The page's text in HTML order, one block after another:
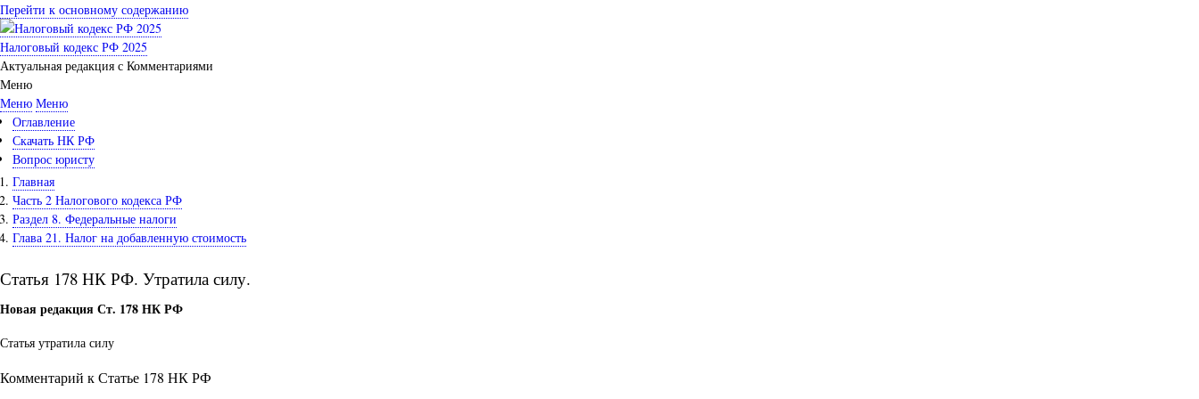
Перейти к основному содержанию
Налоговый кодекс РФ 2025
Актуальная редакция с Комментариями
Меню
Меню Меню
Оглавление
Скачать НК РФ
Вопрос юристу
Главная
Часть 2 Налогового кодекса РФ
Раздел 8. Федеральные налоги
Глава 21. Налог на добавленную стоимость
Статья 178 НК РФ. Утратила силу.
Новая редакция Ст. 178 НК РФ
Статья утратила силу
Комментарий к Статье 178 НК РФ